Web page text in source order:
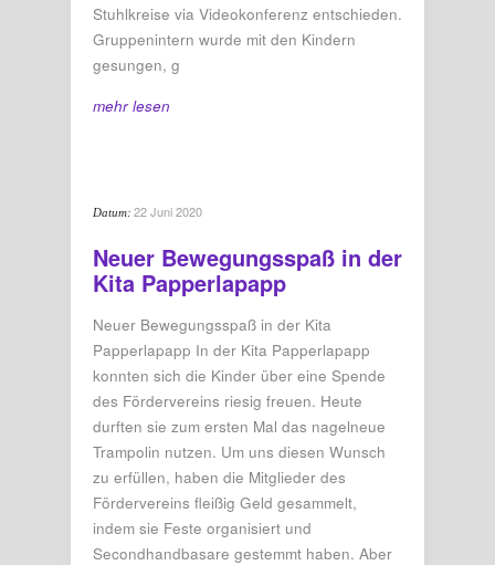
Stuhlkreise via Videokonferenz entschieden.
Gruppenintern wurde mit den Kindern
gesungen, g
mehr lesen
Datum: 22 Juni 2020
Neuer Bewegungsspaß in der
Kita Papperlapapp
Neuer Bewegungsspaß in der Kita
Papperlapapp In der Kita Papperlapapp
konnten sich die Kinder über eine Spende
des Fördervereins riesig freuen. Heute
durften sie zum ersten Mal das nagelneue
Trampolin nutzen. Um uns diesen Wunsch
zu erfüllen, haben die Mitglieder des
Fördervereins fleißig Geld gesammelt,
indem sie Feste organisiert und
Secondhandbasare gestemmt haben. Aber